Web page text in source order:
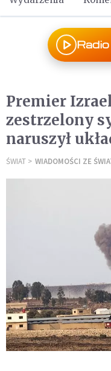
Premier
zestrzelony
naruszył
ŚWIAT WIADOMOŚCI ZE